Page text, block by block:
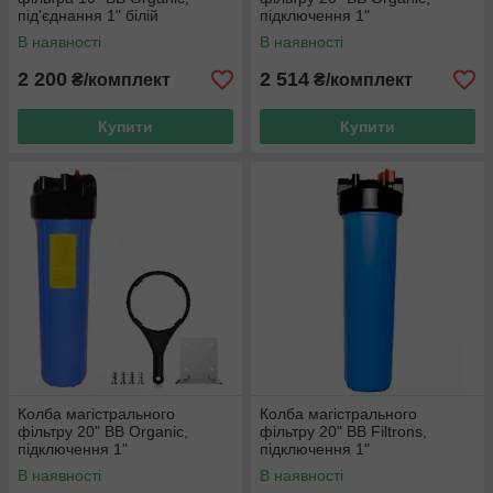
під'єднання 1" білій
В наявності
2 200 ₴/комплект
Купити
підключення 1"
В наявності
2 514 ₴/комплект
Купити
Колба магістрального
фільтру 20" BB Organic,
підключення 1"
В наявності
Колба магістрального
фільтру 20" BB Filtrons,
підключення 1"
В наявності